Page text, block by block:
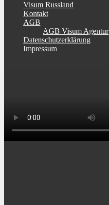
Visum Russland
Kontakt
AGB
AGB Visum Agentur
Datenschutzerklärung
Impressum